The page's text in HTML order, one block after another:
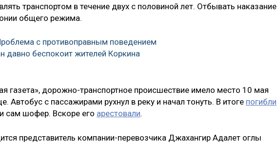
транспортом в течение двух с половиной лет. Отбывать наказание
общего режима.
с противоправным поведением
давно беспокоит жителей Коркина
газета», дорожно-транспортное происшествие имело место 10 мая
Автобус с пассажирами рухнул в реку и начал тонуть. В итоге погибли
сам шофер. Вскоре его арестовали.
представитель компании-перевозчика Джахангир Адалет оглы